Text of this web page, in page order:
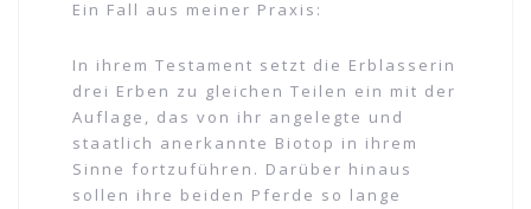
Ein Fall aus meiner Praxis:
In ihrem Testament setzt die Erblasserin
drei Erben zu gleichen Teilen ein mit der
Auflage, das von ihr angelegte und
staatlich anerkannte Biotop in ihrem
Sinne fortzuführen. Darüber hinaus
sollen ihre beiden Pferde so lange